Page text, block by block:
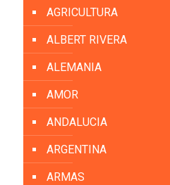
AGRICULTURA
ALBERT RIVERA
ALEMANIA
AMOR
ANDALUCIA
ARGENTINA
ARMAS